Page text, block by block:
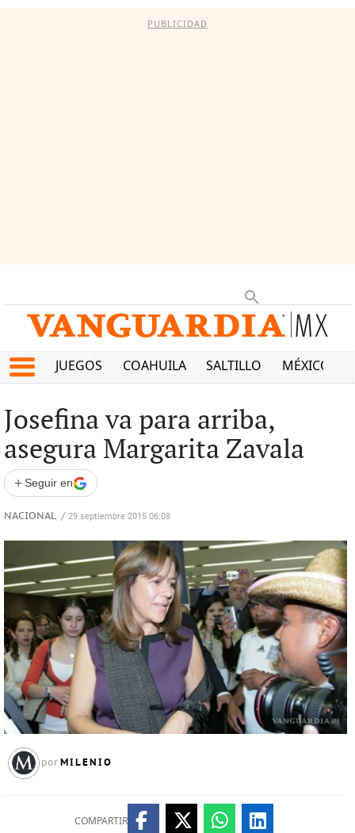
PUBLICIDAD
JUEGOS COAHUILA SALTILLO MÉXICO
Josefina va para arriba,
asegura Margarita Zavala
+ Seguir en
NACIONAL / 29 septiembre 2015 06:08
por MILENIO
COMPARTIR